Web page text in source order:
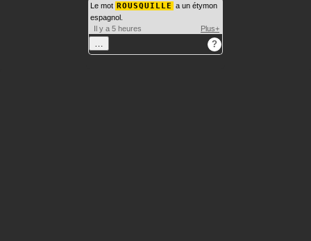
Le mot ROUSQUILLE a un étymon
espagnol.
Il y a 5 heures
Plus+
?